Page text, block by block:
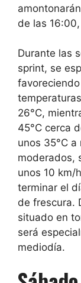
de las
Durante las
sprint, se
26°C,
45°C cerca
unos 35°C
moderados,
unos 10 km/
terminar el
de frescura.
situado en
será
mediodía.